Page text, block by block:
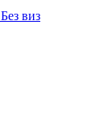
Без виз